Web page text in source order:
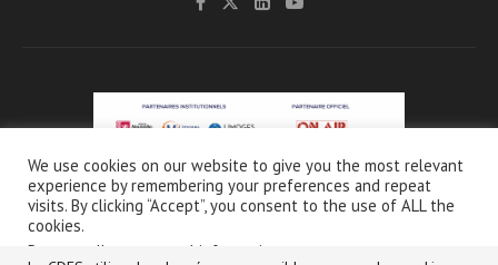
@2021 - CDES -Mentions légales & Crédits- Charte de protection et d’utilisation
des données personnelles
We use cookies on our website to give you the most relevant
experience by remembering your preferences and repeat
visits. By clicking “Accept”, you consent to the use of ALL the
cookies.
Do not sell my personal information